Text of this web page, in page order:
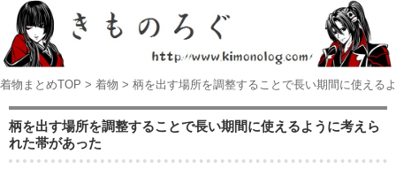
着物まとめTOP > 着物 > 柄を出す場所を調整することで長い期間に使える
柄を出す場所を調整することで長い期間に使えるように考えら
れた帯があった